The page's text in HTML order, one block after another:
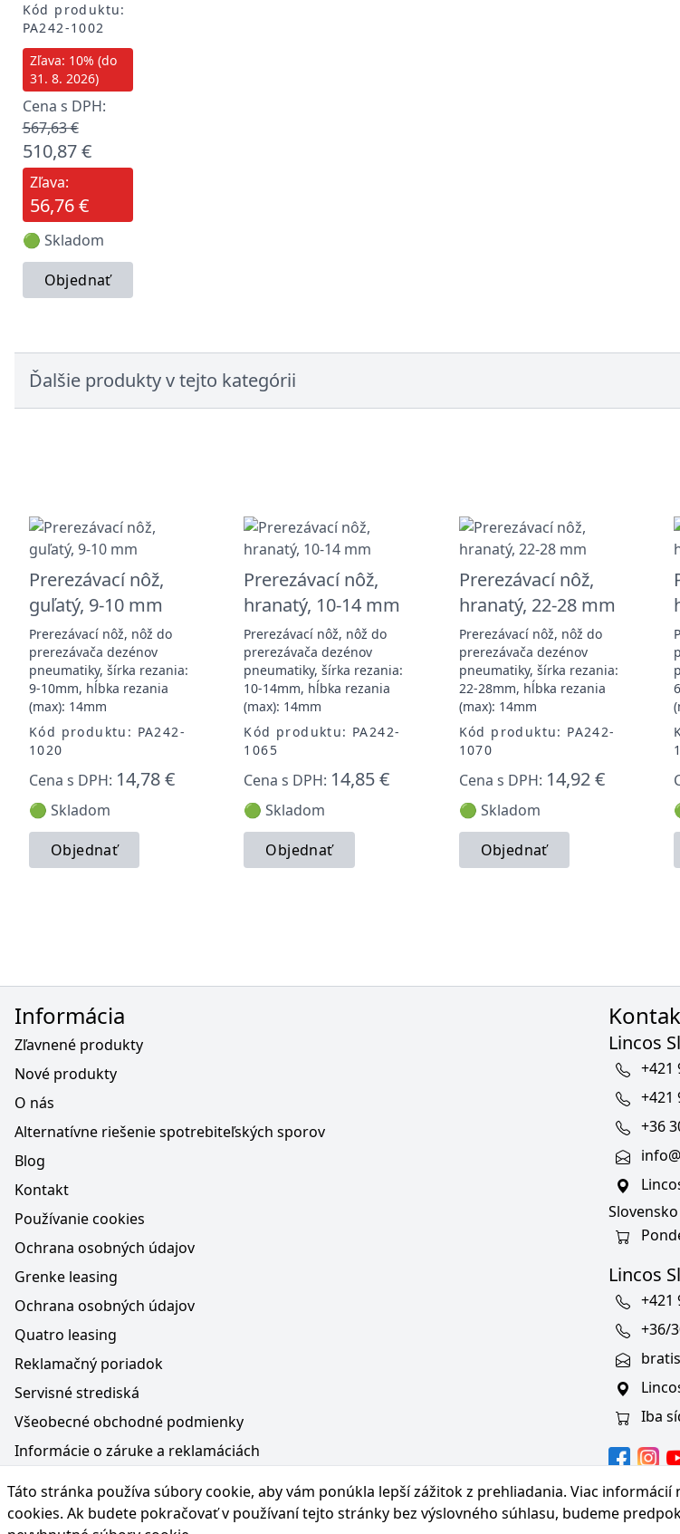
Kód produktu:
PA242-1002
Zľava: 10% (do
31. 8. 2026)
Cena s DPH:
567,63 €
510,87 €
Zľava:
56,76 €
🟢 Skladom
Objednať
Ďalšie produkty v tejto kategórii
Prerezávací nôž,
guľatý, 9-10 mm
Prerezávací nôž, nôž do
prerezávača dezénov
pneumatiky, šírka rezania:
9-10mm, hĺbka rezania
(max): 14mm
Kód produktu: PA242-
1020
Cena s DPH: 14,78 €
🟢 Skladom
Objednať
Prerezávací nôž,
hranatý, 10-14 mm
Prerezávací nôž, nôž do
prerezávača dezénov
pneumatiky, šírka rezania:
10-14mm, hĺbka rezania
(max): 14mm
Kód produktu: PA242-
1065
Cena s DPH: 14,85 €
🟢 Skladom
Objednať
Prerezávací nôž,
hranatý, 22-28 mm
Prerezávací nôž, nôž do
prerezávača dezénov
pneumatiky, šírka rezania:
22-28mm, hĺbka rezania
(max): 14mm
Kód produktu: PA242-
1070
Cena s DPH: 14,92 €
🟢 Skladom
Objednať
Táto stránka používa súbory cookie, aby vám ponúkla lepší zážitok z prehliadania. Viac informácií
cookies. Ak budete pokračovať v používaní tejto stránky bez výslovného súhlasu, budeme
Informácia
Zľavnené produkty
Nové produkty
O nás
Alternatívne riešenie spotrebiteľských sporov
Blog
Kontakt
Používanie cookies
Ochrana osobných údajov
Grenke leasing
Ochrana osobných údajov
Quatro leasing
Reklamačný poriadok
Servisné strediská
Všeobecné obchodné podmienky
Informácie o záruke a reklamáciách
Poučenie o práve na odstúpenie od zmluvy
Lincos
+421
+421
+36
Slovensko
Lincos
+421
+36/
Iba